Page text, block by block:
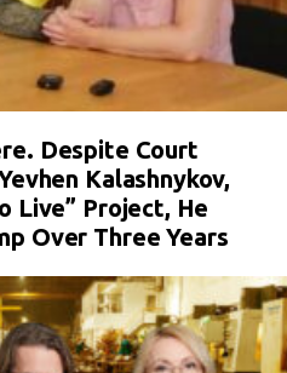
Despite Court
Kalashnykov,
Live” Project, He
Over Three Years